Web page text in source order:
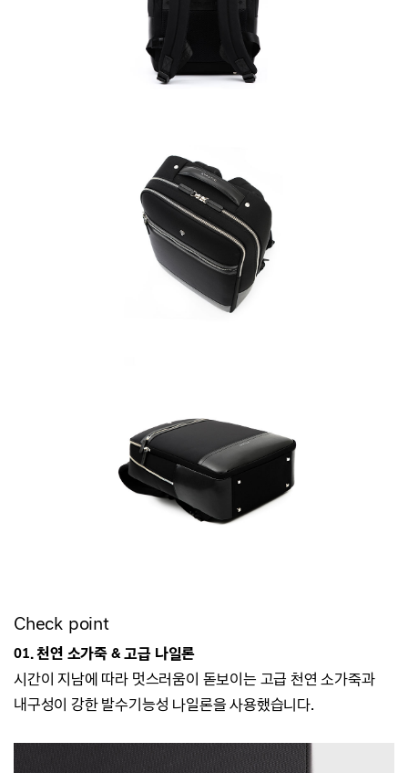
Check point
01. 천연 소가죽 & 고급 나일론
시간이 지남에 따라 멋스러움이 돋보이는 고급 천연 소가죽과
내구성이 강한 발수기능성 나일론을 사용했습니다.